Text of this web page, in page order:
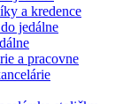
a kredence
jedálne
a pracovne